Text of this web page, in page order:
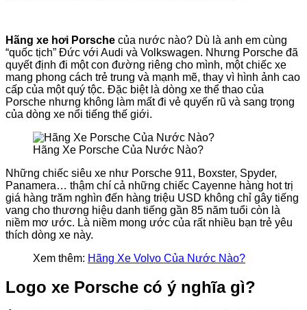
Hãng xe hơi Porsche của nước nào? Dù là anh em cùng
“quốc tịch” Đức với Audi và Volkswagen. Nhưng Porsche đã
quyết định đi một con đường riêng cho mình, một chiếc xe
mang phong cách trẻ trung và mạnh mẽ, thay vì hình ảnh cao
cấp của một quý tộc. Đặc biệt là dòng xe thể thao của
Porsche nhưng không làm mất đi vẻ quyến rũ và sang trọng
của dòng xe nổi tiếng thế giới.
Hãng Xe Porsche Của Nước Nào?
Những chiếc siêu xe như Porsche 911, Boxster, Spyder,
Panamera… thậm chí cả những chiếc Cayenne hàng hot trị
giá hàng trăm nghìn đến hàng triệu USD không chỉ gây tiếng
vang cho thương hiệu danh tiếng gần 85 năm tuổi còn là
niềm mơ ước. Là niềm mong ước của rất nhiều bạn trẻ yêu
thích dòng xe này.
Xem thêm: Hãng Xe Volvo Của Nước Nào?
Logo xe Porsche có ý nghĩa gì?